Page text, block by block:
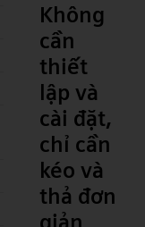
Không
cần
thiết
lập và
cài đặt,
chỉ cần
kéo và
thả đơn